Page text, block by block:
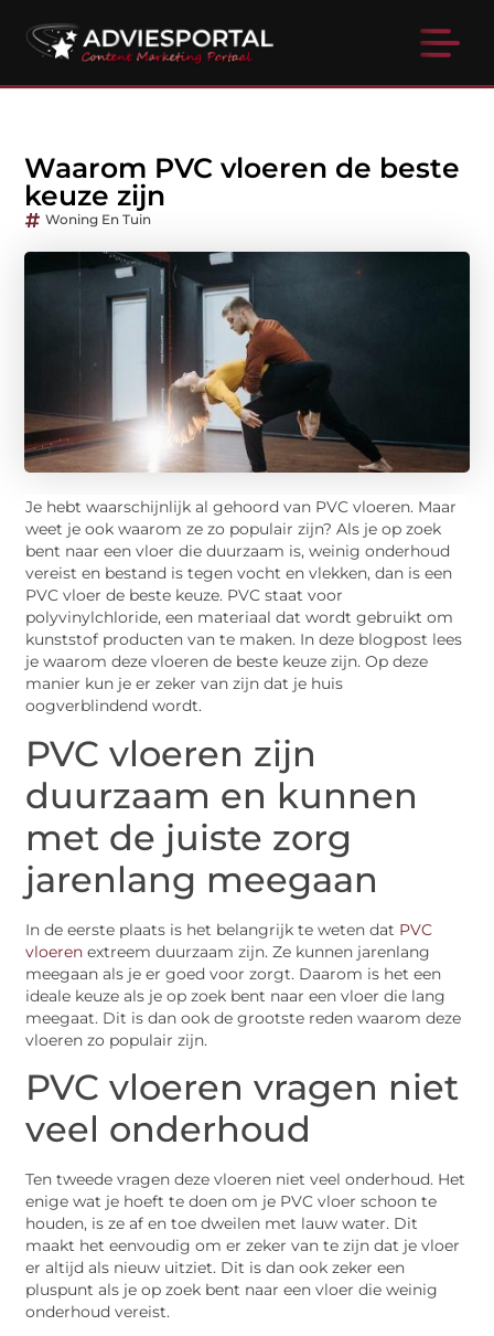
Waarom PVC vloeren de beste
keuze zijn
Woning En Tuin
Je hebt waarschijnlijk al gehoord van PVC vloeren. Maar
weet je ook waarom ze zo populair zijn? Als je op zoek
bent naar een vloer die duurzaam is, weinig onderhoud
vereist en bestand is tegen vocht en vlekken, dan is een
PVC vloer de beste keuze. PVC staat voor
polyvinylchloride, een materiaal dat wordt gebruikt om
kunststof producten van te maken. In deze blogpost lees
je waarom deze vloeren de beste keuze zijn. Op deze
manier kun je er zeker van zijn dat je huis
oogverblindend wordt.
PVC vloeren zijn
duurzaam en kunnen
met de juiste zorg
jarenlang meegaan
In de eerste plaats is het belangrijk te weten dat PVC
vloeren extreem duurzaam zijn. Ze kunnen jarenlang
meegaan als je er goed voor zorgt. Daarom is het een
ideale keuze als je op zoek bent naar een vloer die lang
meegaat. Dit is dan ook de grootste reden waarom deze
vloeren zo populair zijn.
PVC vloeren vragen niet
veel onderhoud
Ten tweede vragen deze vloeren niet veel onderhoud. Het
enige wat je hoeft te doen om je PVC vloer schoon te
houden, is ze af en toe dweilen met lauw water. Dit
maakt het eenvoudig om er zeker van te zijn dat je vloer
er altijd als nieuw uitziet. Dit is dan ook zeker een
pluspunt als je op zoek bent naar een vloer die weinig
onderhoud vereist.